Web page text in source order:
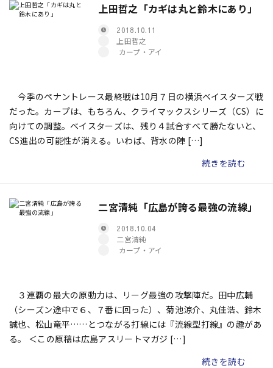
上田哲之「カギは丸と鈴木にあり」
2018.10.11
上田哲之
カープ・アイ
今季のペナントレース最終戦は10月７日の横浜ベイスターズ戦
だった。カープは、もちろん、クライマックスシリーズ（CS）に
向けての調整。ベイスターズは、残り４試合すべて勝たないと、
CS進出の可能性が消える。いわば、背水の陣 […]
続きを読む
二宮清純「広島が誇る最強の流線――」
2018.10.04
二宮清純
カープ・アイ
３連覇の最大の原動力は、リーグ最強の攻撃陣だ。田中広輔
（シーズン途中で６、７番に回った）、菊池涼介、丸佳浩、鈴木
誠也、松山竜平……とつながる打線には『流線型打線』の趣があ
る。 ＜この原稿は広島アスリートマガジ […]
続きを読む